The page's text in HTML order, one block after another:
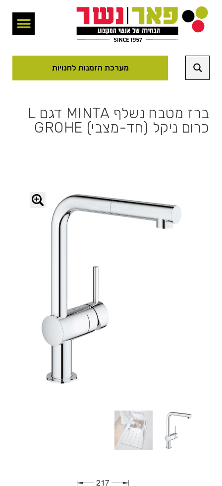
מערכת הזמנות לחנויות
ברז מטבח נשלף MINTA דגם L
כרום ניקל (חד-מצבי) GROHE